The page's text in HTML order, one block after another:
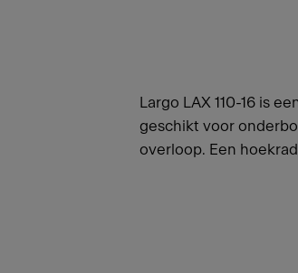
Largo LAX 110-16 is
geschikt voor
overloop. Een